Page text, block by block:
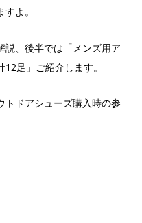
よ。
説、後半では「メンズ用ア
足」ご紹介します。
トドアシューズ購入時の参